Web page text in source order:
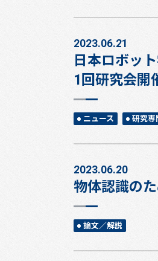
2023.06.21
日本ロボッ
1回研究会開
ニュース 研究専
2023.06.20
物体認識の
論文／解説